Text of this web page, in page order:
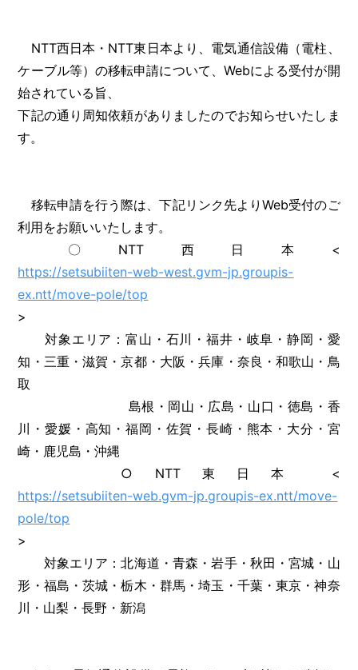
NTT西日本・NTT東日本より、電気通信設備（電柱、
ケーブル等）の移転申請について、Webによる受付が開
始されている旨、
下記の通り周知依頼がありましたのでお知らせいたしま
す。
移転申請を行う際は、下記リンク先よりWeb受付のご
利用をお願いいたします。
〇NTT西日本<
https://setsubiiten-web-west.gvm-jp.groupis-
ex.ntt/move-pole/top
>
対象エリア：富山・石川・福井・岐阜・静岡・愛
知・三重・滋賀・京都・大阪・兵庫・奈良・和歌山・鳥
取
島根・岡山・広島・山口・徳島・香
川・愛媛・高知・福岡・佐賀・長崎・熊本・大分・宮
崎・鹿児島・沖縄
○NTT東日本 <
https://setsubiiten-web.gvm-jp.groupis-ex.ntt/move-
pole/top
>
対象エリア：北海道・青森・岩手・秋田・宮城・山
形・福島・茨城・栃木・群馬・埼玉・千葉・東京・神奈
川・山梨・長野・新潟